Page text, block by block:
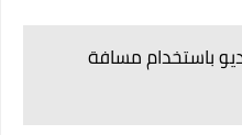
باستخدام مسافة